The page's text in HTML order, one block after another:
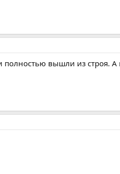
полностью вышли из